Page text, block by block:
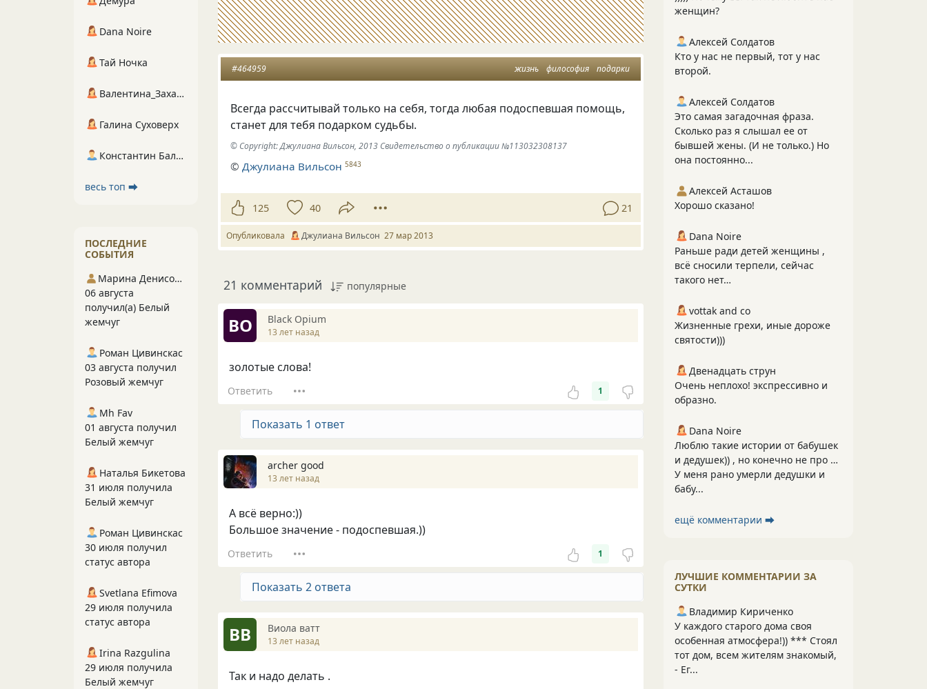
жизнь философия подарки
#464959
Всегда рассчитывай только на себя, тогда любая подоспевшая помощь,
станет для тебя подарком судьбы.
© Copyright: Джулиана Вильсон, 2013 Свидетельство о публикации №113032308137
©Джулиана Вильсон 5843
125 40 21
Опубликовала Джулиана Вильсон 27 мар 2013
21 комментарий популярные
ВО Вlack Оpium
13 лет назад
золотые слова!
Ответить 1
Показать 1 ответ
archer good
13 лет назад
А всё верно:))
Большое значение - подоспевшая.))
Ответить 1
Показать 2 ответа
ВВ Виола ватт
13 лет назад
Так и надо делать .
женщин?
Алексей Солдатов
Кто у нас не первый, тот у нас
второй.
Алексей Солдатов
Это самая загадочная фраза.
Сколько раз я слышал ее от
бывшей жены. (И не только.) Но
она постоянно...
Алексей Асташов
Хорошо сказано!
Dana Noire
Раньше ради детей женщины ,
всё сносили терпели, сейчас
такого нет…
vottak and co
Жизненные грехи, иные дороже
святости)))
Двенадцать струн
Очень неплохо! экспрессивно и
образно.
Dana Noire
Люблю такие истории от бабушек
и дедушек)) , но конечно не про …
У меня рано умерли дедушки и
бабу...
ещё комментарии ⮕
ЛУЧШИЕ КОММЕНТАРИИ ЗА
СУТКИ
Владимир Кириченко
У каждого старого дома своя
особенная атмосфера!)) *** Стоял
тот дом, всем жителям знакомый,
- Ег...
Dana Noire
Тай Ночка
Валентина_Захарова
Галина Суховерх
Константин Балухта
весь топ ⮕
ПОСЛЕДНИЕ
СОБЫТИЯ
Марина Денисова 5
06 августа
получил(а) Белый
жемчуг
Роман Цивинскас
03 августа получил
Розовый жемчуг
Mh Fav
01 августа получил
Белый жемчуг
Наталья Бикетова
31 июля получила
Белый жемчуг
Роман Цивинскас
30 июля получил
статус автора
Svetlana Efimova
29 июля получила
статус автора
Irina Razgulina
29 июля получила
Белый жемчуг